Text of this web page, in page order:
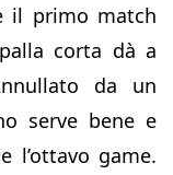
il primo match
corta dà a
da un
serve bene e
l’ottavo game.